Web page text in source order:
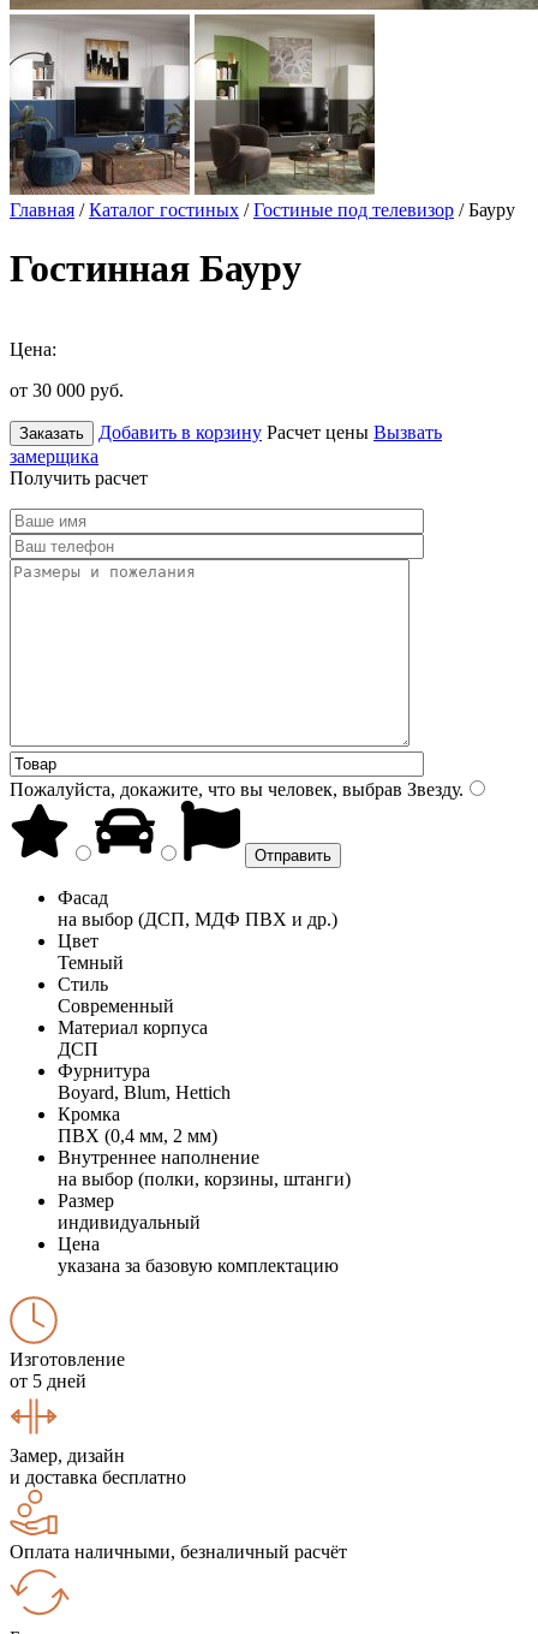
Главная /Каталог гостиных /Гостиные под телевизор / Бауру
Гостинная Бауру
Цена:
от 30 000 руб.
Заказать Добавить в корзину Расчет цены Вызвать
замерщика
Получить расчет
Пожалуйста, докажите, что вы человек, выбрав Звезду.
Фасад
на выбор (ДСП, МДФ ПВХ и др.)
Цвет
Темный
Стиль
Современный
Материал корпуса
ДСП
Фурнитура
Boyard, Blum, Hettich
Кромка
ПВХ (0,4 мм, 2 мм)
Внутреннее наполнение
на выбор (полки, корзины, штанги)
Размер
индивидуальный
Цена
указана за базовую комплектацию
Изготовление
от 5 дней
Замер, дизайн
и доставка бесплатно
Оплата наличными, безналичный расчёт